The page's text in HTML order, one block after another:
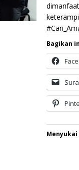
Bagikan
Menyukai